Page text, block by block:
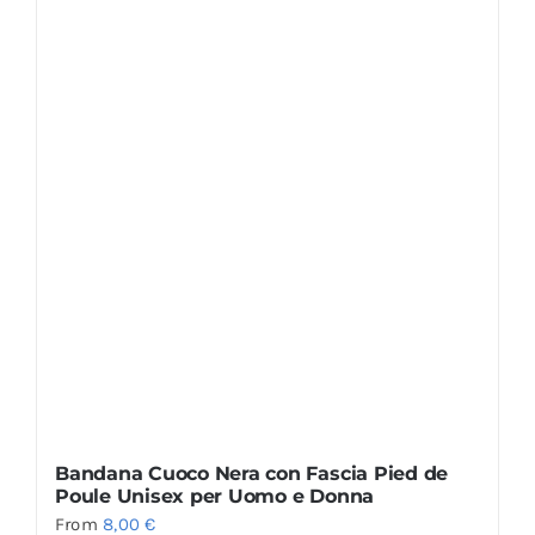
Bandana Cuoco Nera con Fascia Pied de
Poule Unisex per Uomo e Donna
From8,00€